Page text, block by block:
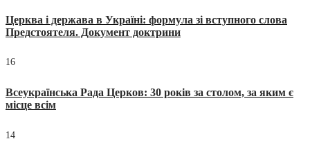
Церква і держава в Україні: формула зі вступного слова
Предстоятеля. Документ доктрини
16
Всеукраїнська Рада Церков: 30 років за столом, за яким є
місце всім
14